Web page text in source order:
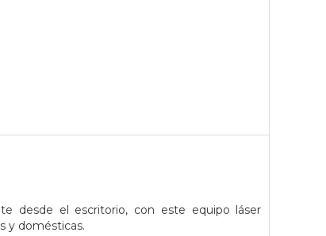
desde el escritorio, con este equipo láser
y domésticas.